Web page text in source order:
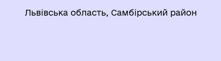
Львівська область, Самбірський район